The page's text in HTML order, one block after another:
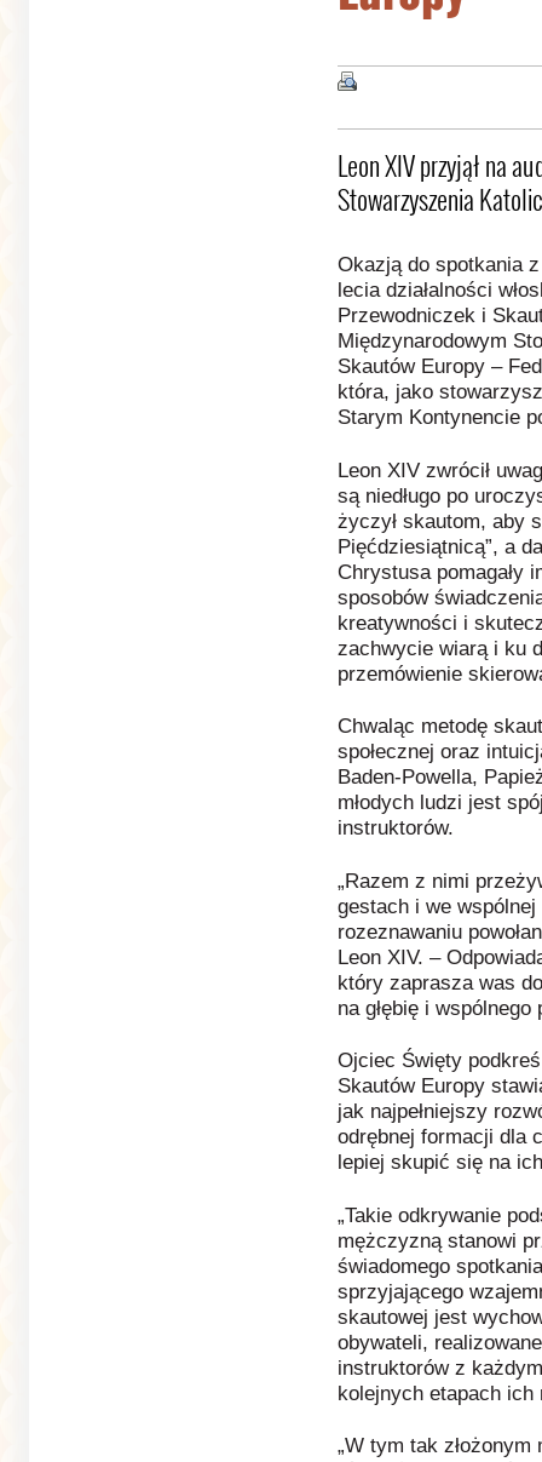
Leon XIV przyjął na
Stowarzyszenia
Okazją do spotkania
lecia działalności
Przewodniczek i
Międzynarodowym
Skautów Europy –
która, jako
Starym Kontynencie
Leon XIV zwrócił
są niedługo po
życzył skautom, aby
Pięćdziesiątnicą”, a
Chrystusa pomagały
sposobów
kreatywności i
zachwycie wiarą i ku
przemówienie
Chwaląc metodę
społecznej oraz
Baden-Powella,
młodych ludzi jest
instruktorów.
„Razem z nimi
gestach i we
rozeznawaniu
Leon XIV. –
który zaprasza was
na głębię i
Ojciec Święty
Skautów Europy
jak najpełniejszy
odrębnej formacji dla
lepiej skupić się na
„Takie odkrywanie
mężczyzną stanowi
świadomego
sprzyjającego
skautowej jest
obywateli,
instruktorów z
kolejnych etapach ich
„W tym tak złożonym